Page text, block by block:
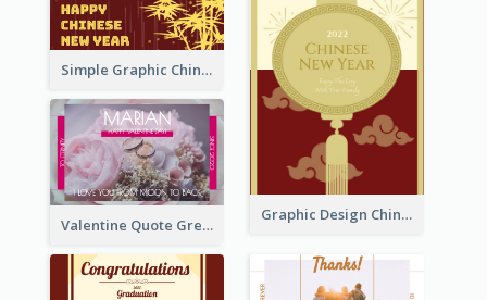
Simple Graphic Chinese New Year In Red And Yellow
Graphic Design Chinese New Year Greeting Card With Decorations
Valentine Quote Greeting Card